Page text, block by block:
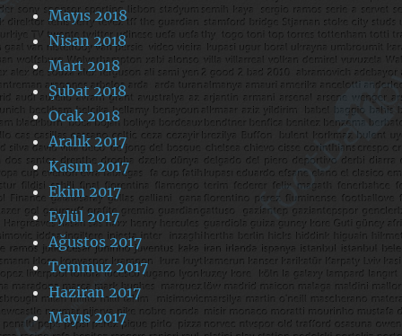
Mayıs 2018
Nisan 2018
Mart 2018
Şubat 2018
Ocak 2018
Aralık 2017
Kasım 2017
Ekim 2017
Eylül 2017
Ağustos 2017
Temmuz 2017
Haziran 2017
Mayıs 2017